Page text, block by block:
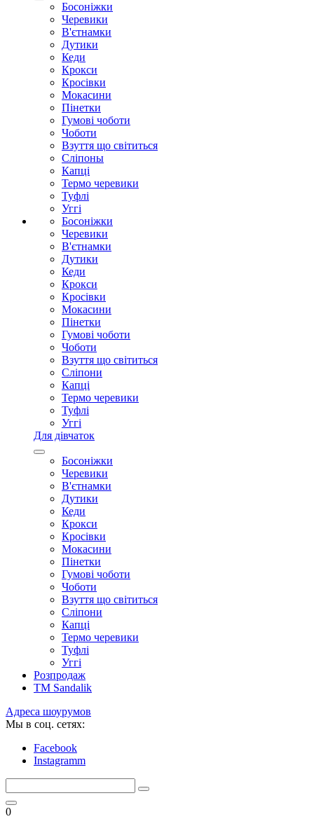
Босоніжки
Черевики
В'єтнамки
Дутики
Кеди
Крокси
Кросівки
Мокасини
Пінетки
Гумові чоботи
Чоботи
Взуття що світиться
Сліпоны
Капці
Термо черевики
Туфлі
Уггі
Босоніжки
Черевики
В'єтнамки
Дутики
Кеди
Крокси
Кросівки
Мокасини
Пінетки
Гумові чоботи
Чоботи
Взуття що світиться
Сліпони
Капці
Термо черевики
Туфлі
Уггі
Для дівчаток
Босоніжки
Черевики
В'єтнамки
Дутики
Кеди
Крокси
Кросівки
Мокасини
Пінетки
Гумові чоботи
Чоботи
Взуття що світиться
Сліпони
Капці
Термо черевики
Туфлі
Уггі
Розпродаж
TM Sandalik
Адреса шоурумов
Мы в соц. сетях:
Facebook
Instagramm
0